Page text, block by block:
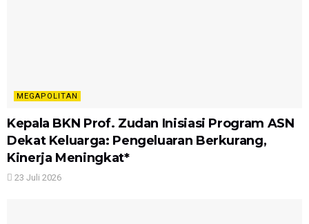
MEGAPOLITAN
Kepala BKN Prof. Zudan Inisiasi Program ASN
Dekat Keluarga: Pengeluaran Berkurang,
Kinerja Meningkat*
23 Juli 2026